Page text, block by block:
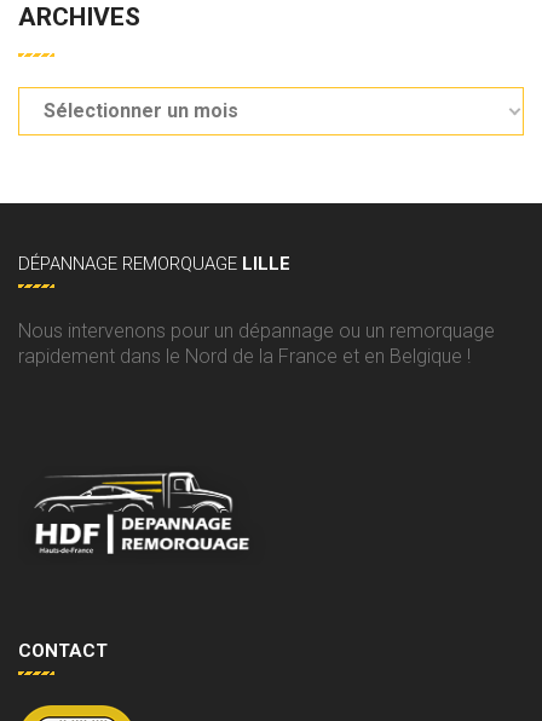
ARCHIVES
DÉPANNAGE REMORQUAGE LILLE
Nous intervenons pour un dépannage ou un remorquage
rapidement dans le Nord de la France et en Belgique !
CONTACT